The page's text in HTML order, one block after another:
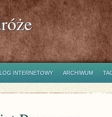
INTERNETOWY ARCHIWUM